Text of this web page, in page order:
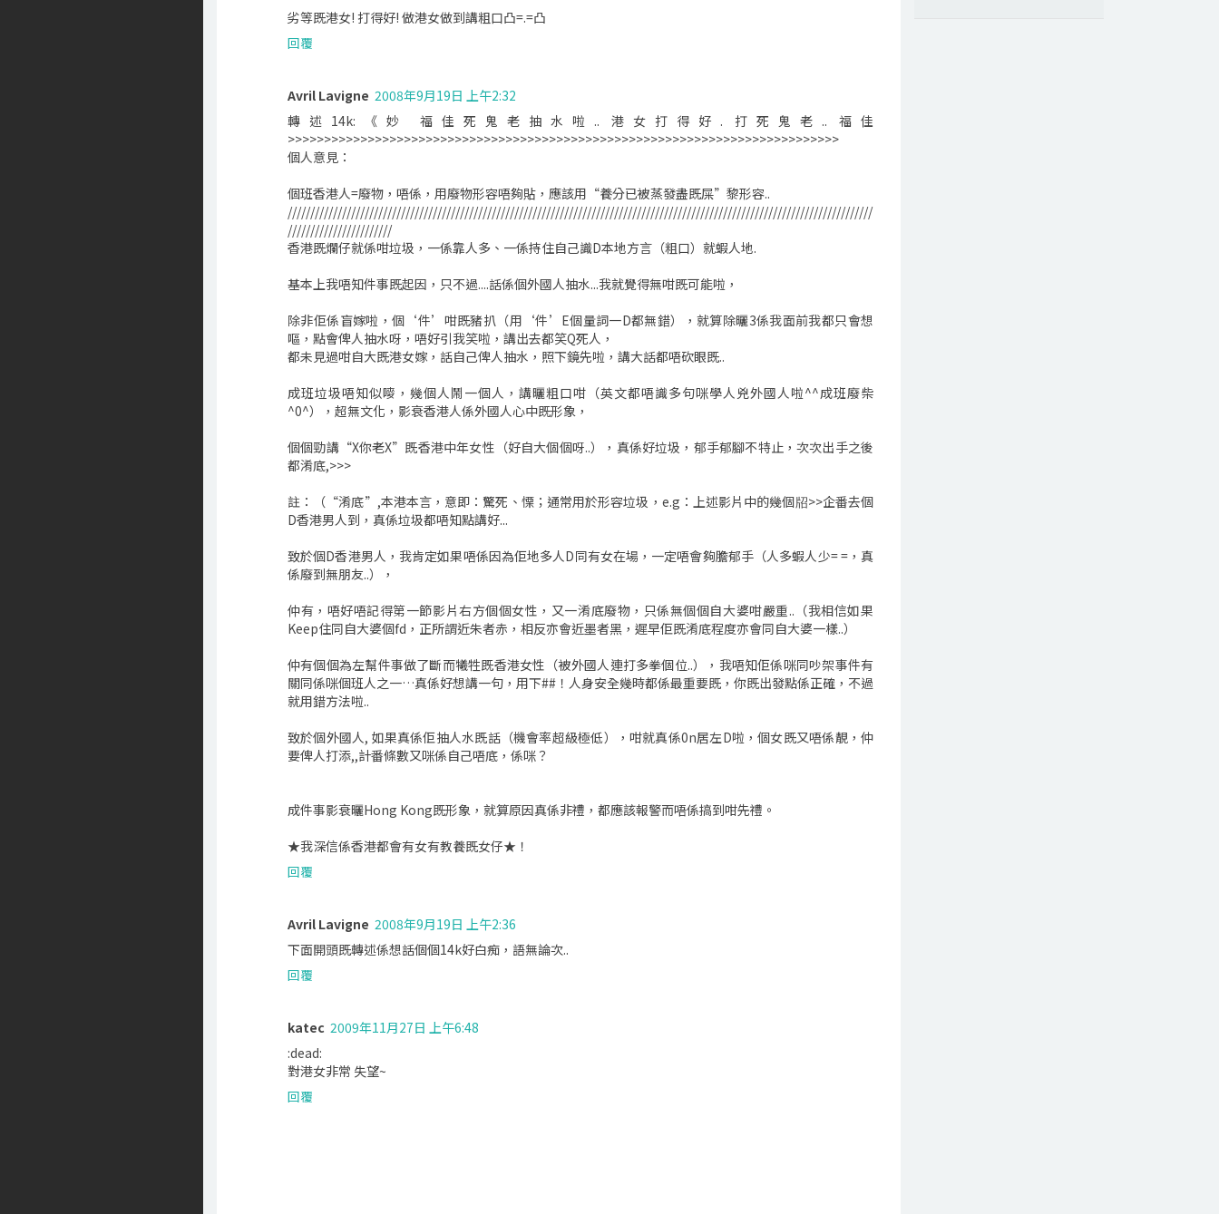
劣等既港女! 打得好! 做港女做到講粗口凸=.=凸
回覆
Avril Lavigne 2008年9月19日 上午2:32
轉述14k:《妙 福佳死鬼老抽水啦.. 港女打得好. 打死鬼老.. 福佳
>>>>>>>>>>>>>>>>>>>>>>>>>>>>>>>>>>>>>>>>>>>>>>>>>>>>>>>>>>>>>>>>>>>>>>>>>>>>
個人意見：
個班香港人=廢物，唔係，用廢物形容唔夠貼，應該用“養分已被蒸發盡既屎”黎形容..
/////////////////////////////////////////////////////////////////////////////////////////////////////////////////////////////////
///////////////////////
香港既爛仔就係咁垃圾，一係靠人多、一係持住自己識D本地方言（粗口）就蝦人地.
基本上我唔知件事既起因，只不過....話係個外國人抽水...我就覺得無咁既可能啦，
除非佢係盲嫁啦，個‘件’咁既豬扒（用‘件’E個量詞一D都無錯），就算除曬3係我面前我都只會想
嘔，點會俾人抽水呀，唔好引我笑啦，講出去都笑Q死人，
都未見過咁自大既港女嫁，話自己俾人抽水，照下鏡先啦，講大話都唔砍眼既..
成班垃圾唔知似嘜，幾個人鬧一個人，講曬粗口咁（英文都唔識多句咪學人兇外國人啦^^成班廢柴
^0^），超無文化，影衰香港人係外國人心中既形象，
個個勁講“X你老X”既香港中年女性（好自大個個呀..），真係好垃圾，郁手郁腳不特止，次次出手之後
都淆底,>>>
註：（“淆底”,本港本言，意即：驚死、慄；通常用於形容垃圾，e.g：上述影片中的幾個牊>>企番去個
D香港男人到，真係垃圾都唔知點講好...
致於個D香港男人，我肯定如果唔係因為佢地多人D同有女在場，一定唔會夠膽郁手（人多蝦人少= =，真
係廢到無朋友..），
仲有，唔好唔記得第一節影片右方個個女性，又一淆底廢物，只係無個個自大婆咁嚴重..（我相信如果
Keep住同自大婆個fd，正所謂近朱者赤，相反亦會近墨者黑，遲早佢既淆底程度亦會同自大婆一樣..）
仲有個個為左幫件事做了斷而犧牲既香港女性（被外國人連打多拳個位..），我唔知佢係咪同吵架事件有
關同係咪個班人之一…真係好想講一句，用下##！人身安全幾時都係最重要既，你既出發點係正確，不過
就用錯方法啦..
致於個外國人, 如果真係佢抽人水既話（機會率超級極低），咁就真係0n居左D啦，個女既又唔係靚，仲
要俾人打添,,計番條數又咪係自己唔底，係咪？
成件事影衰曬Hong Kong既形象，就算原因真係非禮，都應該報警而唔係搞到咁先禮。
★我深信係香港都會有女有教養既女仔★！
回覆
Avril Lavigne 2008年9月19日 上午2:36
下面開頭既轉述係想話個個14k好白痴，語無論次..
回覆
katec 2009年11月27日 上午6:48
:dead:
對港女非常 失望~
回覆